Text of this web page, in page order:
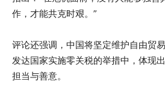
作，才能共克时艰。”
评论还强调，中国将坚定维护自由贸
发达国家实施零关税的举措中，体现
担当与善意。